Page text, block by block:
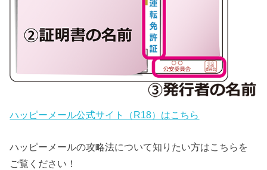
ハッピーメール公式サイト（R18）はこちら
ハッピーメールの攻略法について知りたい方はこちらを
ご覧ください！